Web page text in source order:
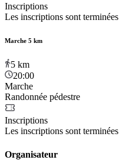
Inscriptions
Les inscriptions sont terminées
Marche 5 km
5 km
20:00
Marche
Randonnée pédestre
Inscriptions
Les inscriptions sont terminées
Organisateur